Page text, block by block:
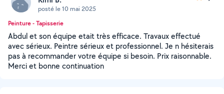
posté le 10 mai 2025
Peinture - Tapisserie
Abdul et son équipe etait très efficace. Travaux effectué
avec sérieux. Peintre sérieux et professionnel. Je n hésiterais
pas à recommander votre équipe si besoin. Prix raisonnable.
Merci et bonne continuation